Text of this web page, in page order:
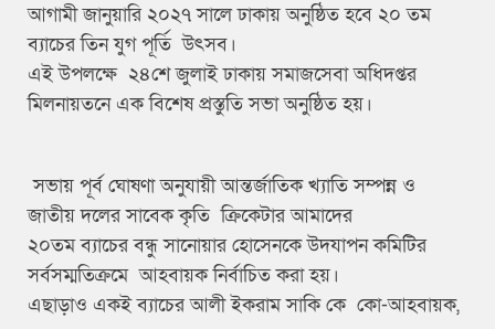
আগামী জানুয়ারি ২০২৭ সালে ঢাকায় অনুষ্ঠিত হবে ২০ তম
ব্যাচের তিন যুগ পূর্তি উৎসব।
এই উপলক্ষে ২৪শে জুলাই ঢাকায় সমাজসেবা অধিদপ্তর
মিলনায়তনে এক বিশেষ প্রস্তুতি সভা অনুষ্ঠিত হয়।
সভায় পূর্ব ঘোষণা অনুযায়ী আন্তর্জাতিক খ্যাতি সম্পন্ন ও
জাতীয় দলের সাবেক কৃতি ক্রিকেটার আমাদের
২০তম ব্যাচের বন্ধু সানোয়ার হোসেনকে উদযাপন কমিটির
সর্বসম্মতিক্রমে আহবায়ক নির্বাচিত করা হয়।
এছাড়াও একই ব্যাচের আলী ইকরাম সাকি কে কো-আহবায়ক,